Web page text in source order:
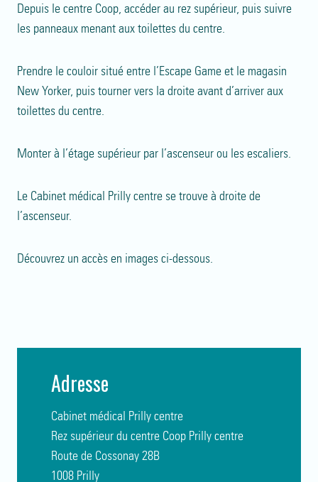
Depuis le centre Coop, accéder au rez supérieur, puis suivre
les panneaux menant aux toilettes du centre.
Prendre le couloir situé entre l’Escape Game et le magasin
New Yorker, puis tourner vers la droite avant d’arriver aux
toilettes du centre.
Monter à l’étage supérieur par l’ascenseur ou les escaliers.
Le Cabinet médical Prilly centre se trouve à droite de
l’ascenseur.
Découvrez un accès en images ci-dessous.
Adresse
Cabinet médical Prilly centre
Rez supérieur du centre Coop Prilly centre
Route de Cossonay 28B
1008 Prilly